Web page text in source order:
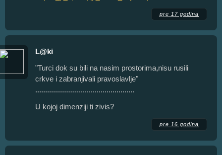
pre 17 godina
L@ki
"Turci dok su bili na nasim prostorima,nisu rusili
crkve i zabranjivali pravoslavlje"
..................................................
U kojoj dimenziji ti zivis?
pre 16 godina